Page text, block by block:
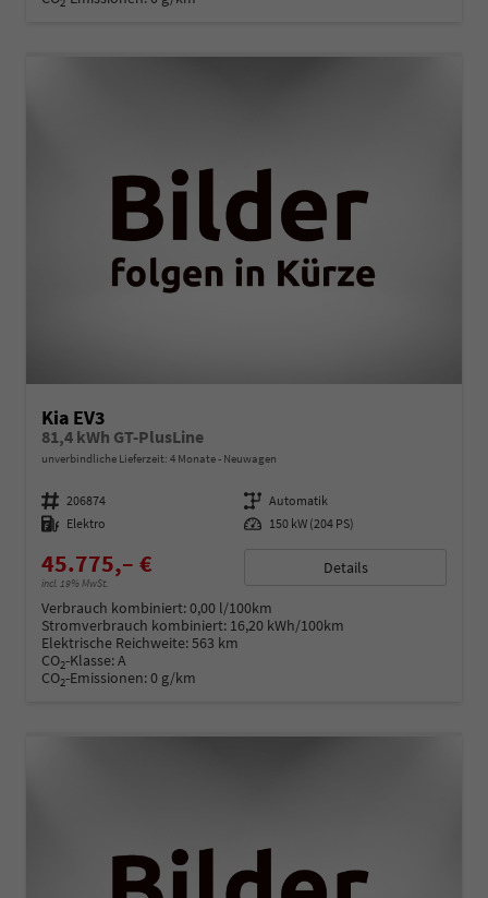
Kia EV3
81,4 kWh GT-PlusLine
unverbindliche Lieferzeit: 4 Monate Neuwagen
Fahrzeugnummer 206874 Getriebe Automatik
Kraftstoff Elektro Leistung 150 kW (204 PS)
45.775,– €
incl. 19% MwSt.
Details
Verbrauch kombiniert:0,00 l/100km
Stromverbrauch kombiniert: 16,20 kWh/100km
Elektrische Reichweite:563 km
CO2-Klasse:A
CO2-Emissionen:0 g/km